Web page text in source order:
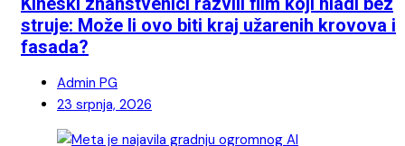
struje: Može li ovo biti kraj užarenih krovova i
fasada?
Admin PG
23 srpnja, 2026